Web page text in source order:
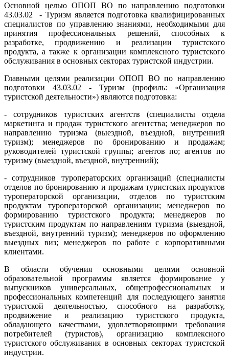
Основной целью ОПОП ВО по направлению подготовки
43.03.02 - Туризм является подготовка квалифицированных
специалистов по управлению знаниями, необходимыми для
принятия профессиональных решений, способных к
разработке, продвижению и реализации туристского
продукта, а также к организации комплексного туристского
обслуживания в основных секторах туристской индустрии.
Главными целями реализации ОПОП ВО по направлению
подготовки 43.03.02 - Туризм (профиль: «Организация
туристской деятельности») являются подготовка:
- сотрудников туристских агентств (специалисты отдела
маркетинга и продаж туристского агентства; менеджеров по
направлению туризма (выездной, въездной, внутренний
туризм); менеджеров по бронированию и продажам;
руководителей туристской группы; агентов по; агентов по
туризму (выездной, въездной, внутренний);
- сотрудников туроператорских организаций (специалисты
отделов по бронированию и продажам туристских продуктов
туроператорской организации, отделов по туристским
продуктам туроператорской организации; менеджеров по
формированию туристского продукта; менеджеров по
туристским продуктам по направлениям туризма (выездной,
въездной, внутренний туризм); менеджеров по оформлению
выездных виз; менеджеров по работе с корпоративными
клиентами.
В области обучения основными целями основной
образовательной программы является формирование у
выпускников универсальных, общепрофессиональных и
профессиональных компетенций для последующего занятия
туристской деятельностью, способного на разработку,
продвижение и реализацию туристского продукта,
обладающего качествами, удовлетворяющими требования
потребителей (туристов), организацию комплексного
туристского обслуживания в основных секторах туристской
индустрии.